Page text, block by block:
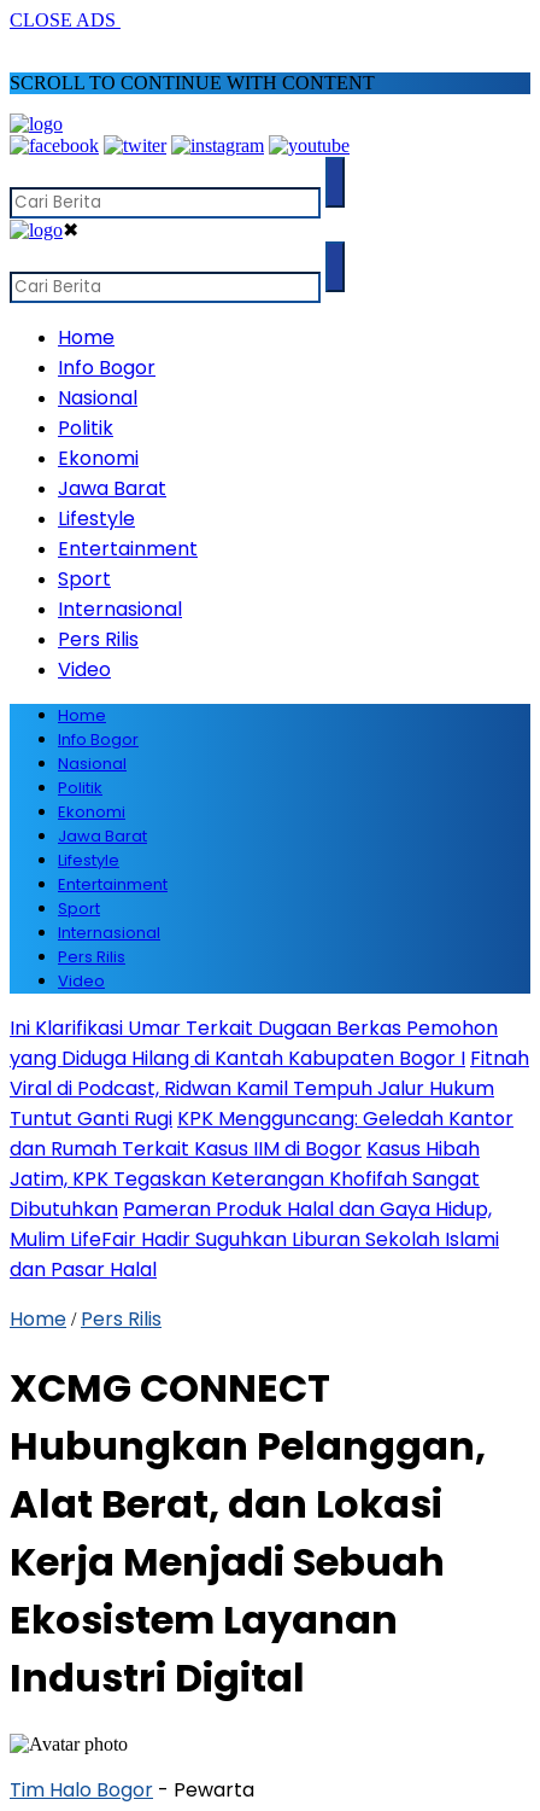
CLOSE ADS
SCROLL TO CONTINUE WITH CONTENT
✖
Home
Info Bogor
Nasional
Politik
Ekonomi
Jawa Barat
Lifestyle
Entertainment
Sport
Internasional
Pers Rilis
Video
Home
Info Bogor
Nasional
Politik
Ekonomi
Jawa Barat
Lifestyle
Entertainment
Sport
Internasional
Pers Rilis
Video
Ini Klarifikasi Umar Terkait Dugaan Berkas Pemohon
yang Diduga Hilang di Kantah Kabupaten Bogor I Fitnah
Viral di Podcast, Ridwan Kamil Tempuh Jalur Hukum
Tuntut Ganti Rugi KPK Mengguncang: Geledah Kantor
dan Rumah Terkait Kasus IIM di Bogor Kasus Hibah
Jatim, KPK Tegaskan Keterangan Khofifah Sangat
Dibutuhkan Pameran Produk Halal dan Gaya Hidup,
Mulim LifeFair Hadir Suguhkan Liburan Sekolah Islami
dan Pasar Halal
Home / Pers Rilis
XCMG CONNECT
Hubungkan Pelanggan,
Alat Berat, dan Lokasi
Kerja Menjadi Sebuah
Ekosistem Layanan
Industri Digital
Tim Halo Bogor - Pewarta